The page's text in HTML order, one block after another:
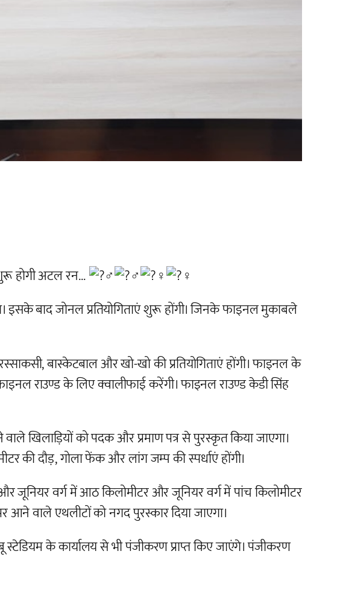
होगी अटल रन…
बाद जोनल प्रतियोगिताएं शुरू होंगी। जिनके फाइनल मुकाबले
बास्केटबाल और खो-खो की प्रतियोगिताएं होंगी। फाइनल के
राउण्ड के लिए क्वालीफाई करेंगी। फाइनल राउण्ड केडी सिंह
वाले खिलाड़ियों को पदक और प्रमाण पत्र से पुरस्कृत किया जाएगा।
दौड़, गोला फेंक और लांग जम्प की स्पर्धाएं होंगी।
वर्ग में आठ किलोमीटर और जूनियर वर्ग में पांच किलोमीटर
आने वाले एथलीटों को नगद पुरस्कार दिया जाएगा।
के कार्यालय से भी पंजीकरण प्राप्त किए जाएंगे। पंजीकरण